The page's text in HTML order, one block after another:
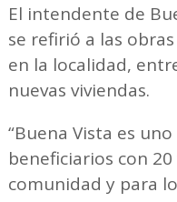
El intendente de
se refirió a las
en la localidad,
nuevas viviendas.
“Buena Vista es
beneficiarios con
comunidad y para